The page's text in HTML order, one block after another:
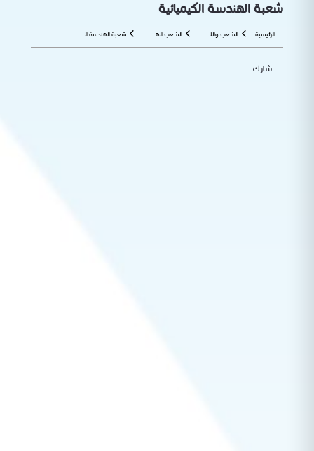
شعبة الهندسة الكيميائية
الرئيسية الشعب واللجان الهندسية الشعب الهندسية شعبة الهندسة الكيميائية
شارك